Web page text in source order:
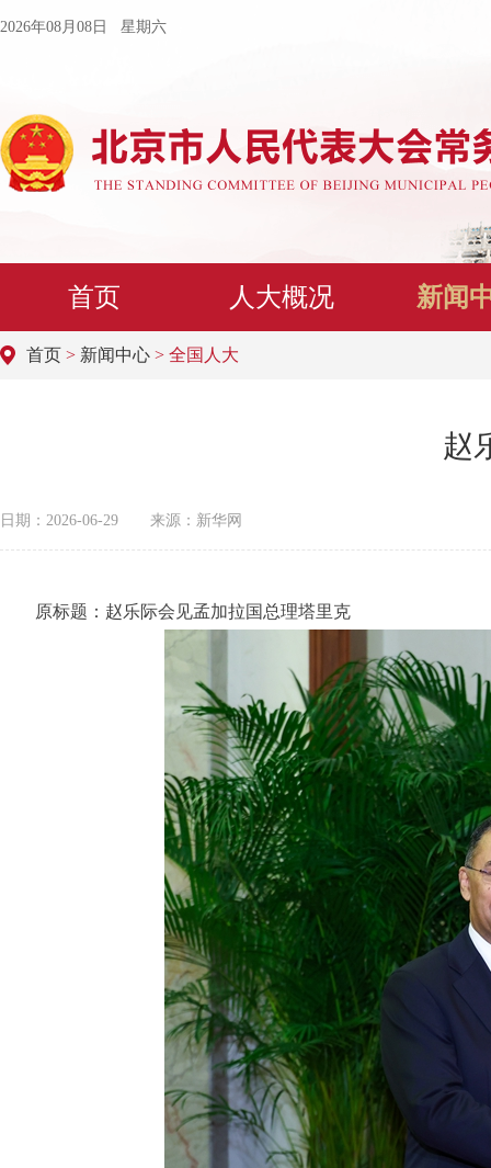
2026年08月08日 星期六
首页 人大概况 新闻
首页 > 新闻中心 > 全国人大
赵
日期：2026-06-29 来源：新华网
原标题：赵乐际会见孟加拉国总理塔里克